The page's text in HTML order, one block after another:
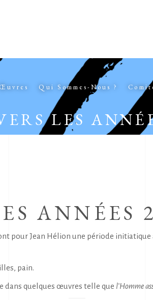
Qui Sommes-Nous ?
LES
ANNÉES
pour Jean Hélion une période
pain.
dans quelques œuvres telle que l’Homme